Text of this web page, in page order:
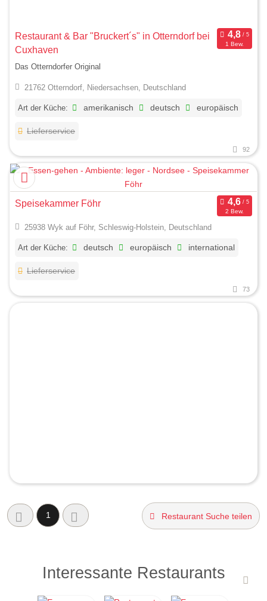
Restaurant & Bar "Bruckert´s" in Otterndorf bei
Cuxhaven
1 Bew.
Das Otterndorfer Original
21762 Otterndorf, Niedersachsen, Deutschland
Art der Küche: amerikanisch deutsch europäisch
Lieferservice
92
Speisekammer Föhr
2 Bew.
25938 Wyk auf Föhr, Schleswig-Holstein, Deutschland
Art der Küche: deutsch europäisch international
Lieferservice
73
1 Restaurant Suche teilen
Interessante Restaurants